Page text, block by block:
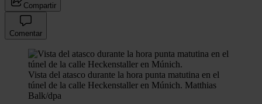
Compartir
Comentar
Vista del atasco durante la hora punta matutina en el
túnel de la calle Heckenstaller en Múnich. Matthias
Balk/dpa